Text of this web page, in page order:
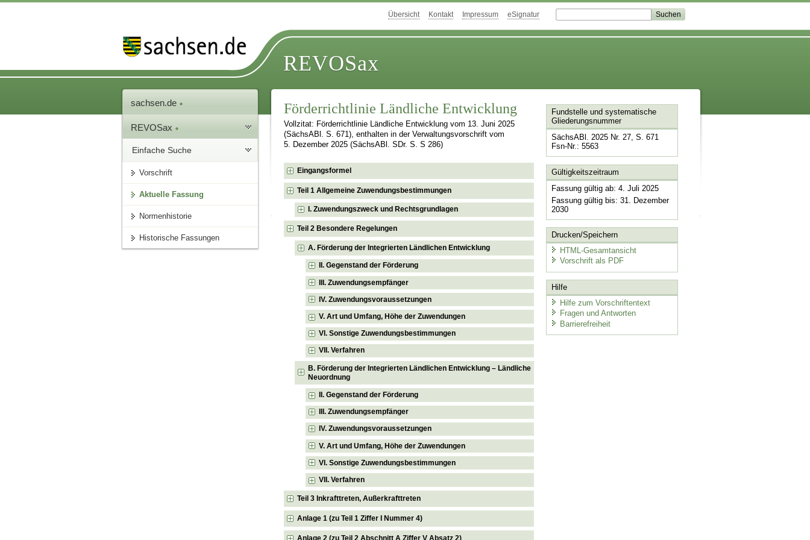
Übersicht Kontakt Impressum eSignatur
REVOSax
sachsen.de
REVOSax
Einfache Suche
Vorschrift
Aktuelle Fassung
Normenhistorie
Historische Fassungen
Förderrichtlinie Ländliche Entwicklung
Vollzitat: Förderrichtlinie Ländliche Entwicklung vom 13. Juni 2025
(SächsABl. S. 671), enthalten in der Verwaltungsvorschrift vom
5. Dezember 2025 (SächsABl. SDr. S. S 286)
Eingangsformel
Teil 1 Allgemeine Zuwendungsbestimmungen
I. Zuwendungszweck und Rechtsgrundlagen
Teil 2 Besondere Regelungen
A. Förderung der Integrierten Ländlichen Entwicklung
II. Gegenstand der Förderung
III. Zuwendungsempfänger
IV. Zuwendungsvoraussetzungen
V. Art und Umfang, Höhe der Zuwendungen
VI. Sonstige Zuwendungsbestimmungen
VII. Verfahren
B. Förderung der Integrierten Ländlichen Entwicklung – Ländliche
Neuordnung
II. Gegenstand der Förderung
III. Zuwendungsempfänger
IV. Zuwendungsvoraussetzungen
V. Art und Umfang, Höhe der Zuwendungen
VI. Sonstige Zuwendungsbestimmungen
VII. Verfahren
Teil 3 Inkrafttreten, Außerkrafttreten
Anlage 1 (zu Teil 1 Ziffer I Nummer 4)
Anlage 2 (zu Teil 2 Abschnitt A Ziffer V Absatz 2)
Fundstelle und systematische
Gliederungsnummer
SächsABl. 2025 Nr. 27, S. 671
Fsn-Nr.: 5563
Gültigkeitszeitraum
Fassung gültig ab: 4. Juli 2025
Fassung gültig bis: 31. Dezember
2030
Drucken/Speichern
HTML-Gesamtansicht
Vorschrift als PDF
Hilfe
Hilfe zum Vorschriftentext
Fragen und Antworten
Barrierefreiheit